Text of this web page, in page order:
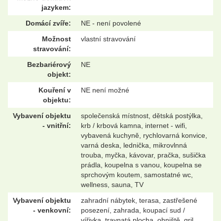
jazykem:
Domácí zvíře:
NE - není povolené
Možnost
stravování:
vlastní stravování
Bezbariérový
objekt:
NE
Kouření v
objektu:
NE není možné
Vybavení objektu
- vnitřní:
společenská místnost, dětská postýlka,
krb / krbová kamna, internet - wifi,
vybavená kuchyně, rychlovarná konvice,
varná deska, lednička, mikrovlnná
trouba, myčka, kávovar, pračka, sušička
prádla, koupelna s vanou, koupelna se
sprchovým koutem, samostatné wc,
wellness, sauna, TV
Vybavení objektu
- venkovní:
zahradní nábytek, terasa, zastřešené
posezení, zahrada, koupací sud /